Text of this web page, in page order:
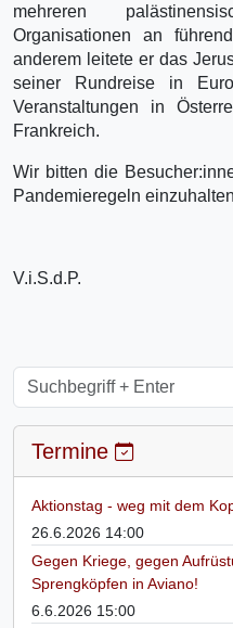
mehreren
Organisationen an
anderem leitete er das
seiner Rundreise in
Veranstaltungen in
Frankreich.
Wir bitten die
Pandemieregeln
V.i.S.d.P.
Termine
Aktionstag - weg mit dem
26.6.2026 14:00
Gegen Kriege, gegen
Sprengköpfen in Aviano!
6.6.2026 15:00